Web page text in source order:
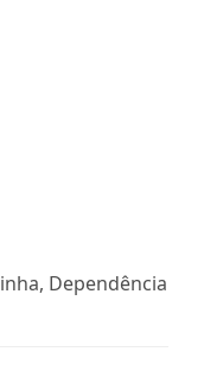
Dependência